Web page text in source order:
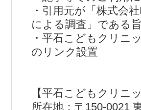
・引用元が「株式会
による調査」である
・平石こどもクリニ
のリンク設置
【平石こどもクリニ
所在地：〒150-0021